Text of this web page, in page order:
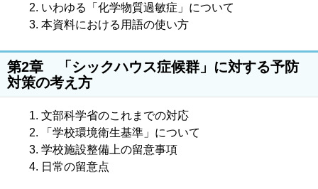
いわゆる「化学物質過敏症」について
本資料における用語の使い方
第2章 「シックハウス症候群」に対する予防
対策の考え方
文部科学省のこれまでの対応
「学校環境衛生基準」について
学校施設整備上の留意事項
日常の留意点